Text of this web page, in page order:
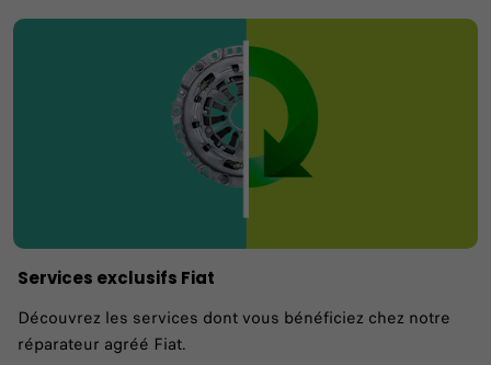
Services exclusifs Fiat
Découvrez les services dont vous bénéficiez chez notre
réparateur agréé Fiat.